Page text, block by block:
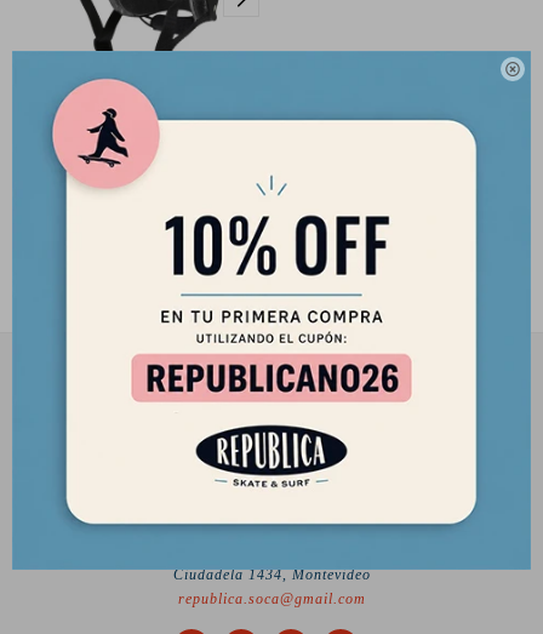

Casco Eight Ball Black - Talle
M/L (+14)
2.390
Lunes a Viernes de 12 a 18 hs y Sábados de 12 a 17 hs.
Ciudadela 1434, Montevideo
republica.soca@gmail.com